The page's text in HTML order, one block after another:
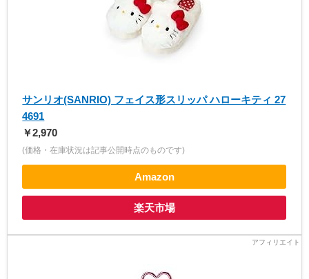
サンリオ(SANRIO) フェイス形スリッパ ハローキティ 27
4691
￥2,970
(価格・在庫状況は記事公開時点のものです)
Amazon
楽天市場